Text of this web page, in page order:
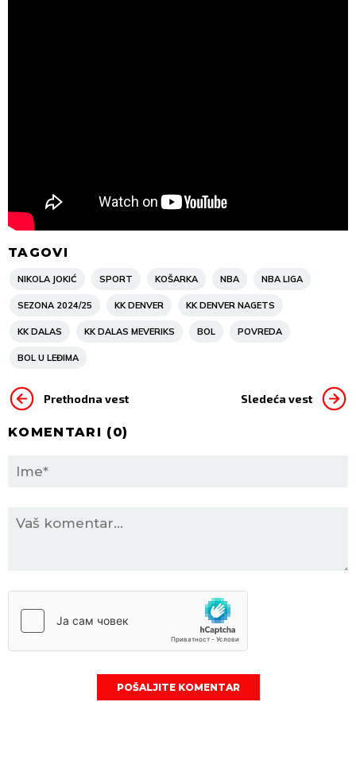
TAGOVI
NIKOLA JOKIĆ SPORT KOŠARKA NBA NBA LIGA
SEZONA 2024/25 KK DENVER KK DENVER NAGETS
KK DALAS KK DALAS MEVERIKS BOL POVREDA
BOL U LEĐIMA
Prethodna vest Sledeća vest
KOMENTARI (0)
POŠALJITE KOMENTAR